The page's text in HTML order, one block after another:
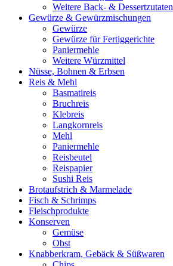
Weitere Back- & Dessertzutaten
Gewürze & Gewürzmischungen
Gewürze
Gewürze für Fertiggerichte
Paniermehle
Weitere Würzmittel
Nüsse, Bohnen & Erbsen
Reis & Mehl
Basmatireis
Bruchreis
Klebreis
Langkornreis
Mehl
Paniermehle
Reisbeutel
Reispapier
Sushi Reis
Brotaufstrich & Marmelade
Fisch & Schrimps
Fleischprodukte
Konserven
Gemüse
Obst
Knabberkram, Gebäck & Süßwaren